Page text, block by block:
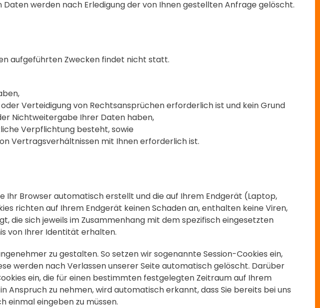
werden nach Erledigung der von Ihnen gestellten Anfrage gelöscht.
aufgeführten Zwecken findet nicht statt.
oder Verteidigung von Rechtsansprüchen erforderlich ist und kein Grund
Nichtweitergabe Ihrer Daten haben,
Verpflichtung besteht, sowie
Vertragsverhältnissen mit Ihnen erforderlich ist.
Ihr Browser automatisch erstellt und die auf Ihrem Endgerät (Laptop,
richten auf Ihrem Endgerät keinen Schaden an, enthalten keine Viren,
die sich jeweils im Zusammenhang mit dem spezifisch eingesetzten
von Ihrer Identität erhalten.
zu gestalten. So setzen wir sogenannte Session-Cookies ein,
werden nach Verlassen unserer Seite automatisch gelöscht. Darüber
ein, die für einen bestimmten festgelegten Zeitraum auf Ihrem
Anspruch zu nehmen, wird automatisch erkannt, dass Sie bereits bei uns
einmal eingeben zu müssen.